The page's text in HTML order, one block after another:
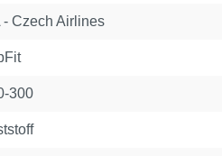
- Czech Airlines
300